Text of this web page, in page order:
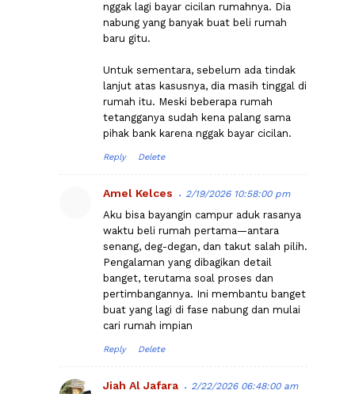
nggak lagi bayar cicilan rumahnya. Dia
nabung yang banyak buat beli rumah
baru gitu.
Untuk sementara, sebelum ada tindak
lanjut atas kasusnya, dia masih tinggal di
rumah itu. Meski beberapa rumah
tetangganya sudah kena palang sama
pihak bank karena nggak bayar cicilan.
Reply Delete
Amel Kelces 2/19/2026 10:58:00 pm
Aku bisa bayangin campur aduk rasanya
waktu beli rumah pertama—antara
senang, deg-degan, dan takut salah pilih.
Pengalaman yang dibagikan detail
banget, terutama soal proses dan
pertimbangannya. Ini membantu banget
buat yang lagi di fase nabung dan mulai
cari rumah impian
Reply Delete
Jiah Al Jafara 2/22/2026 06:48:00 am